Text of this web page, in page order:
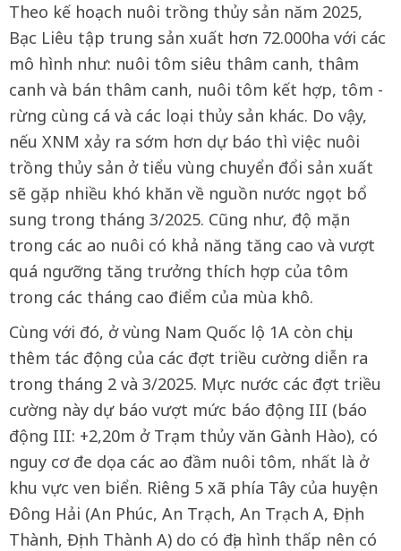
Theo kế hoạch nuôi trồng thủy sản năm 2025,
Bạc Liêu tập trung sản xuất hơn 72.000ha với các
mô hình như: nuôi tôm siêu thâm canh, thâm
canh và bán thâm canh, nuôi tôm kết hợp, tôm -
rừng cùng cá và các loại thủy sản khác. Do vậy,
nếu XNM xảy ra sớm hơn dự báo thì việc nuôi
trồng thủy sản ở tiểu vùng chuyển đổi sản xuất
sẽ gặp nhiều khó khăn về nguồn nước ngọt bổ
sung trong tháng 3/2025. Cũng như, độ mặn
trong các ao nuôi có khả năng tăng cao và vượt
quá ngưỡng tăng trưởng thích hợp của tôm
trong các tháng cao điểm của mùa khô.
Cùng với đó, ở vùng Nam Quốc lộ 1A còn chịu
thêm tác động của các đợt triều cường diễn ra
trong tháng 2 và 3/2025. Mực nước các đợt triều
cường này dự báo vượt mức báo động III (báo
động III: +2,20m ở Trạm thủy văn Gành Hào), có
nguy cơ đe dọa các ao đầm nuôi tôm, nhất là ở
khu vực ven biển. Riêng 5 xã phía Tây của huyện
Đông Hải (An Phúc, An Trạch, An Trạch A, Định
Thành, Định Thành A) do có địa hình thấp nên có